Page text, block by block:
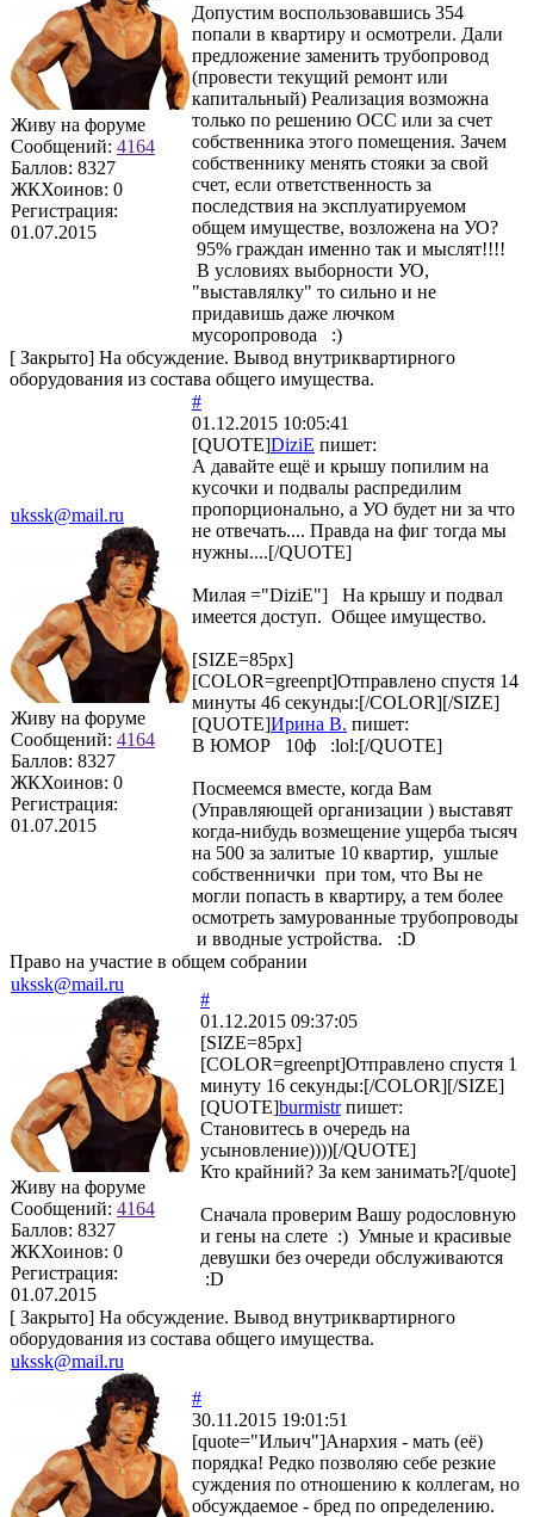
Живу на форуме
Сообщений: 4164
Баллов: 8327
ЖКХоинов: 0
Регистрация:
01.07.2015
Допустим воспользовавшись 354
попали в квартиру и осмотрели. Дали
предложение заменить трубопровод
(провести текущий ремонт или
капитальный) Реализация возможна
только по решению ОСС или за счет
собственника этого помещения. Зачем
собственнику менять стояки за свой
счет, если ответственность за
последствия на эксплуатируемом
общем имуществе, возложена на УО?
95% граждан именно так и мыслят!!!!
В условиях выборности УО,
"выставлялку" то сильно и не
придавишь даже лючком
мусоропровода :)
[ Закрыто] На обсуждение. Вывод внутриквартирного
оборудования из состава общего имущества.
ukssk@mail.ru
Живу на форуме
Сообщений: 4164
Баллов: 8327
ЖКХоинов: 0
Регистрация:
01.07.2015
#
01.12.2015 10:05:41
[QUOTE]DiziE пишет:
А давайте ещё и крышу попилим на
кусочки и подвалы распредилим
пропорционально, а УО будет ни за что
не отвечать.... Правда на фиг тогда мы
нужны....[/QUOTE]
Милая ="DiziE"] На крышу и подвал
имеется доступ. Общее имущество.
[SIZE=85px]
[COLOR=greenpt]Отправлено спустя 14
минуты 46 секунды:[/COLOR][/SIZE]
[QUOTE]Ирина В. пишет:
В ЮМОР 10ф :lol:[/QUOTE]
Посмеемся вместе, когда Вам
(Управляющей организации ) выставят
когда-нибудь возмещение ущерба тысяч
на 500 за залитые 10 квартир, ушлые
собственнички при том, что Вы не
могли попасть в квартиру, а тем более
осмотреть замурованные трубопроводы
и вводные устройства. :D
Право на участие в общем собрании
ukssk@mail.ru
Живу на форуме
Сообщений: 4164
Баллов: 8327
ЖКХоинов: 0
Регистрация:
01.07.2015
#
01.12.2015 09:37:05
[SIZE=85px]
[COLOR=greenpt]Отправлено спустя 1
минуту 16 секунды:[/COLOR][/SIZE]
[QUOTE]burmistrпишет:
Становитесь в очередь на
усыновление))))[/QUOTE]
Кто крайний? За кем занимать?[/quote]
Сначала проверим Вашу родословную
и гены на слете :) Умные и красивые
девушки без очереди обслуживаются
:D
[ Закрыто] На обсуждение. Вывод внутриквартирного
оборудования из состава общего имущества.
ukssk@mail.ru
#
30.11.2015 19:01:51
[quote="Ильич"]Анархия - мать (её)
порядка! Редко позволяю себе резкие
суждения по отношению к коллегам, но
обсуждаемое - бред по определению.